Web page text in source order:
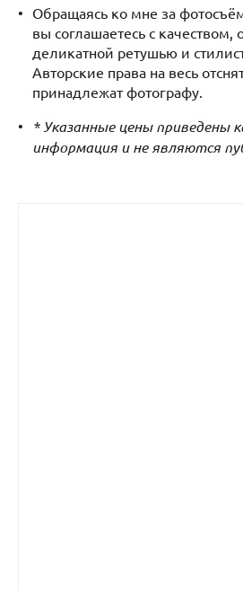
Обращаясь ко мне за
вы соглашаетесь с качеством,
деликатной ретушью и
Авторские права на весь
принадлежат фотографу.
* Указанные цены приведены
информация и не являются